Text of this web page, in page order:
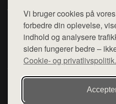
Vi bruger cookies på
forbedre din oplevelse,
indhold og analysere
siden fungerer bedre –
Cookie- og privatlivspolitik.
Top Rabatter
Blog
Kontakt
Denne side er en del af want.dk,
hjemmesider med præsentation